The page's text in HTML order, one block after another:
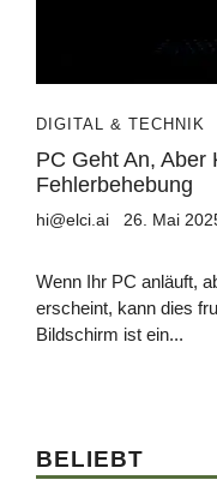
DIGITAL & TECHNIK
PC Geht An, Aber
Fehlerbehebung
hi@elci.ai 26. Mai
Wenn Ihr PC anläuft,
erscheint, kann dies
Bildschirm ist ein...
BELIEBT